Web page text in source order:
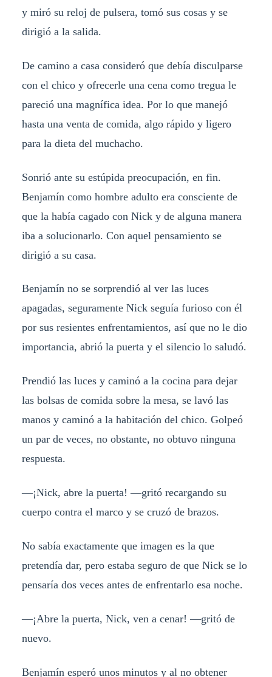
y miró su reloj de pulsera, tomó sus cosas y se
dirigió a la salida.
De camino a casa consideró que debía disculparse
con el chico y ofrecerle una cena como tregua le
pareció una magnífica idea. Por lo que manejó
hasta una venta de comida, algo rápido y ligero
para la dieta del muchacho.
Sonrió ante su estúpida preocupación, en fin.
Benjamín como hombre adulto era consciente de
que la había cagado con Nick y de alguna manera
iba a solucionarlo. Con aquel pensamiento se
dirigió a su casa.
Benjamín no se sorprendió al ver las luces
apagadas, seguramente Nick seguía furioso con él
por sus resientes enfrentamientos, así que no le dio
importancia, abrió la puerta y el silencio lo saludó.
Prendió las luces y caminó a la cocina para dejar
las bolsas de comida sobre la mesa, se lavó las
manos y caminó a la habitación del chico. Golpeó
un par de veces, no obstante, no obtuvo ninguna
respuesta.
—¡Nick, abre la puerta! —gritó recargando su
cuerpo contra el marco y se cruzó de brazos.
No sabía exactamente que imagen es la que
pretendía dar, pero estaba seguro de que Nick se lo
pensaría dos veces antes de enfrentarlo esa noche.
—¡Abre la puerta, Nick, ven a cenar! —gritó de
nuevo.
Benjamín esperó unos minutos y al no obtener